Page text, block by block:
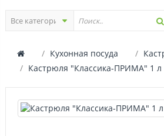
Кухонная посуда
Кастрюля "Классика-ПРИМА" 1 л